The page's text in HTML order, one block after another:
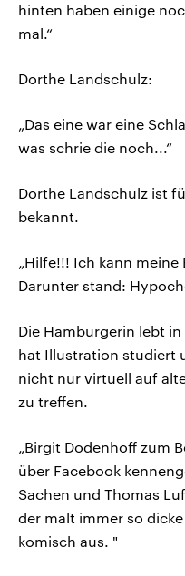
hinten haben einige
mal.“
Dorthe Landschulz:
„Das eine war eine
was schrie die noch...“
Dorthe Landschulz ist
bekannt.
„Hilfe!!! Ich kann
Darunter stand:
Die Hamburgerin lebt
hat Illustration studiert
nicht nur virtuell auf
zu treffen.
„Birgit Dodenhoff zum
über Facebook
Sachen und Thomas
der malt immer so
komisch aus. "